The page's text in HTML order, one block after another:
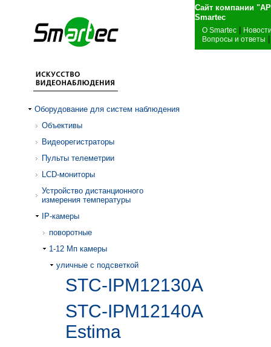
Сайт компании
О Smartec
Вопросы и ответы
Оборудование для систем наблюдения
Объективы
Видеорегистраторы
Пульты телеметрии
LCD-мониторы
Устройство дистанционного
измерения температуры
IP-камеры
поворотные
1-12 Mп камеры
уличные с подсветкой
STC-IPM12130A
STC-IPM12140A
Estima